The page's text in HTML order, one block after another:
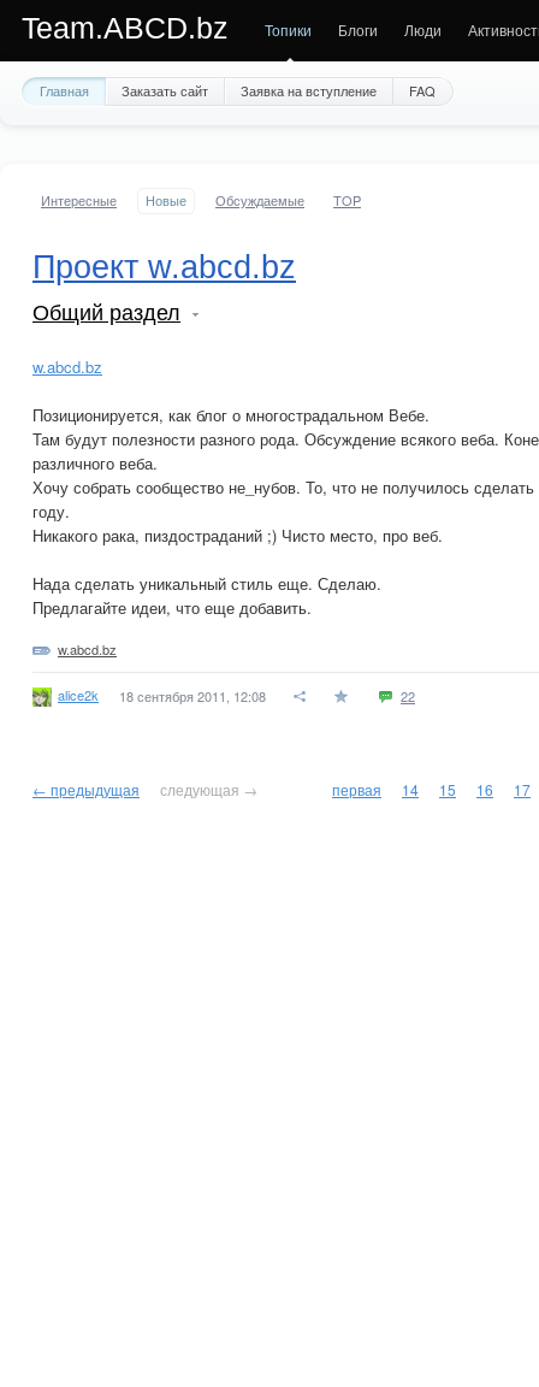
Team.ABCD.bz Топики Блоги Люди
Главная Заказать сайт Заявка на вступление FAQ
Интересные Новые Обсуждаемые TOP
Проект w.abcd.bz
Общий раздел
w.abcd.bz
Позиционируется, как блог о многострадальном Вебе.
Там будут полезности разного рода. Обсуждение всякого веба.
различного веба.
Хочу собрать сообщество не_нубов. То, что не получилось
году.
Никакого рака, пиздостраданий ;) Чисто место, про веб.
Нада сделать уникальный стиль еще. Сделаю.
Предлагайте идеи, что еще добавить.
w.abcd.bz
alice2k 18 сентября 2011, 12:08 22
← предыдущая следующая → первая 14 15 16 17